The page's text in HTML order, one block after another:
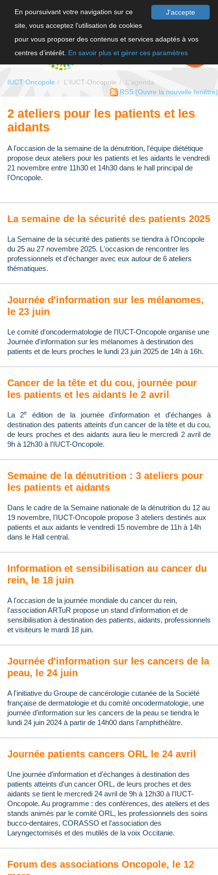
J'accepte
En poursuivant votre navigation sur ce
site, vous acceptez l’utilisation de cookies
pour vous proposer des contenus et services adaptés à vos
centres d’intérêt. En savoir plus et gérer ces paramètres
FAIRE UN
DON
IUCT Oncopole L'IUCT-Oncopole
L'agenda
RSS (Ouvre la nouvelle fenêtre)
2 ateliers pour les patients et les
aidants
A l'occasion de la semaine de la dénutrition, l'équipe diététique
propose deux ateliers pour les patients et les aidants le vendredi
21 novembre entre 11h30 et 14h30 dans le hall principal de
l'Oncopole.
La semaine de la sécurité des patients 2025
La Semaine de la sécurité des patients se tiendra à l'Oncopole
du 25 au 27 novembre 2025. L'occasion de rencontrer les
professionnels et d'échanger avec eux autour de 6 ateliers
thématiques.
Journée d'information sur les mélanomes,
le 23 juin
Le comité d'oncodermatologie de l'IUCT-Oncopole organise une
Journée d'information sur les mélanomes à destination des
patients et de leurs proches le lundi 23 juin 2025 de 14h à 16h.
Cancer de la tête et du cou, journée pour
les patients et les aidants le 2 avril
La 2e
édition de la journée d'information et d'échanges à
destination des patients atteints d'un cancer de la tête et du cou,
de leurs proches et des aidants aura lieu le mercredi 2 avril de
9h à 12h30 à l'IUCT-Oncopole.
Semaine de la dénutrition : 3 ateliers pour
les patients et aidants
Dans le cadre de la Semaine nationale de la dénutrition du 12 au
19 novembre, l'IUCT-Oncopole propose 3 ateliers destinés aux
patients et aux aidants le vendredi 15 novembre de 11h à 14h
dans le Hall central.
Information et sensibilisation au cancer du
rein, le 18 juin
A l'occasion de la journée mondiale du cancer du rein,
l'association ARTuR propose un stand d'information et de
sensibilisation à destination des patients, aidants, professionnels
et visiteurs le mardi 18 juin.
Journée d'information sur les cancers de la
peau, le 24 juin
A l'initiative du Groupe de cancérologie cutanée de la Société
française de dermatologie et du comité oncodermatologie, une
journée d'information sur les cancers de la peau se tiendra le
lundi 24 juin 2024 à partir de 14h00 dans l'amphithéâtre.
Journée patients cancers ORL le 24 avril
Une journée d'information et d'échanges à destination des
patients atteints d'un cancer ORL, de leurs proches et des
aidants se tient le mercredi 24 avril de 9h à 12h30 à l'IUCT-
Oncopole. Au programme : des conférences, des ateliers et des
stands animés par le comité ORL, les professionnels des soins
bucco-dentaires, CORASSO et l'association des
Laryngectomisés et des mutilés de la voix Occitanie.
Forum des associations Oncopole, le 12